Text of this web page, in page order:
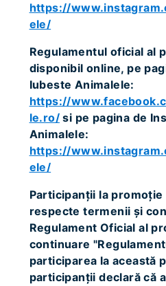
https://
ele/
Regulamentul oficial al
disponibil online, pe
Iubeste Animalele:
https://
le.ro/si pe pagina de
Animalele:
https://
ele/
Participanții la promoție
respecte termenii și
Regulament Oficial al
continuare
participarea la această
participanţii declară că